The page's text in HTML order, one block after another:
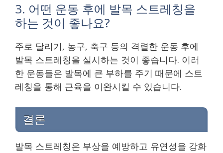
3. 어떤 운동 후에 발목 스트레칭을
하는 것이 좋나요?
주로 달리기, 농구, 축구 등의 격렬한 운동 후에
발목 스트레칭을 실시하는 것이 좋습니다. 이러
한 운동들은 발목에 큰 부하를 주기 때문에 스트
레칭을 통해 근육을 이완시킬 수 있습니다.
결론
발목 스트레칭은 부상을 예방하고 유연성을 강화